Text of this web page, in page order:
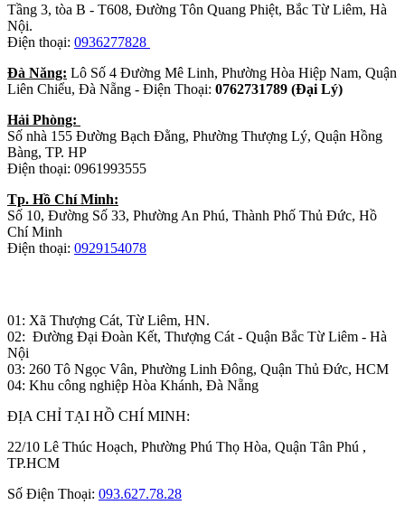
Tầng 3, tòa B - T608, Đường Tôn Quang Phiệt, Bắc Từ Liêm, Hà
Nội.
Điện thoại: 0936277828
Đà Năng: Lô Số 4 Đường Mê Linh, Phường Hòa Hiệp Nam, Quận
Liên Chiểu, Đà Nẵng - Điện Thoại: 0762731789 (Đại Lý)
Hải Phòng:
Số nhà 155 Đường Bạch Đằng, Phường Thượng Lý, Quận Hồng
Bàng, TP. HP
Điện thoại: 0961993555
Tp. Hồ Chí Minh:
Số 10, Đường Số 33, Phường An Phú, Thành Phố Thủ Đức, Hồ
Chí Minh
Điện thoại: 0929154078
01: Xã Thượng Cát, Từ Liêm, HN.
02: Đường Đại Đoàn Kết, Thượng Cát - Quận Bắc Từ Liêm - Hà
Nội
03: 260 Tô Ngọc Vân, Phường Linh Đông, Quận Thủ Đức, HCM
04: Khu công nghiệp Hòa Khánh, Đà Nẵng
ĐỊA CHỈ TẠI HỒ CHÍ MINH:
22/10 Lê Thúc Hoạch, Phường Phú Thọ Hòa, Quận Tân Phú ,
TP.HCM
Số Điện Thoại: 093.627.78.28